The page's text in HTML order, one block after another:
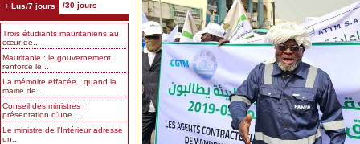
+ Lus/7 jours /30 jours
Trois étudiants mauritaniens au
cœur de...
Mauritanie : le gouvernement
renforce le...
La mémoire effacée : quand la
mairie de...
Conseil des ministres :
présentation d’une...
Le ministre de l’Intérieur adresse
un...